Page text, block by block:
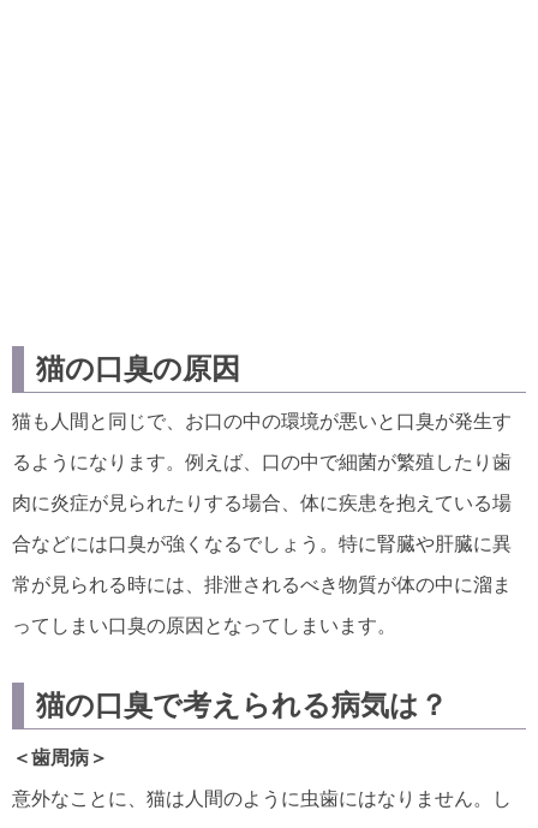
猫の口臭の原因
猫も人間と同じで、お口の中の環境が悪いと口臭が発生す
るようになります。例えば、口の中で細菌が繁殖したり歯
肉に炎症が見られたりする場合、体に疾患を抱えている場
合などには口臭が強くなるでしょう。特に腎臓や肝臓に異
常が見られる時には、排泄されるべき物質が体の中に溜ま
ってしまい口臭の原因となってしまいます。
猫の口臭で考えられる病気は？
＜歯周病＞
意外なことに、猫は人間のように虫歯にはなりません。し